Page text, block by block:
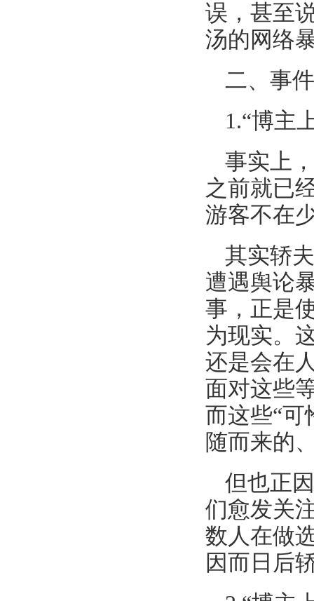
误，甚至
汤的网络
二、事
1.“博主
事实上
之前就已
游客不在
其实轿
遭遇舆论
事，正是
为现实。
还是会在
面对这些
而这些“可
随而来的
但也正
们愈发关
数人在做
因而日后